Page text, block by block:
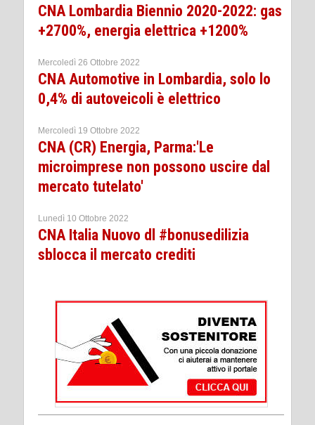
CNA Lombardia Biennio 2020-2022: gas
+2700%, energia elettrica +1200%
Mercoledì 26 Ottobre 2022
CNA Automotive in Lombardia, solo lo
0,4% di autoveicoli è elettrico
Mercoledì 19 Ottobre 2022
CNA (CR) Energia, Parma:'Le
microimprese non possono uscire dal
mercato tutelato'
Lunedì 10 Ottobre 2022
CNA Italia Nuovo dl #bonusedilizia
sblocca il mercato crediti